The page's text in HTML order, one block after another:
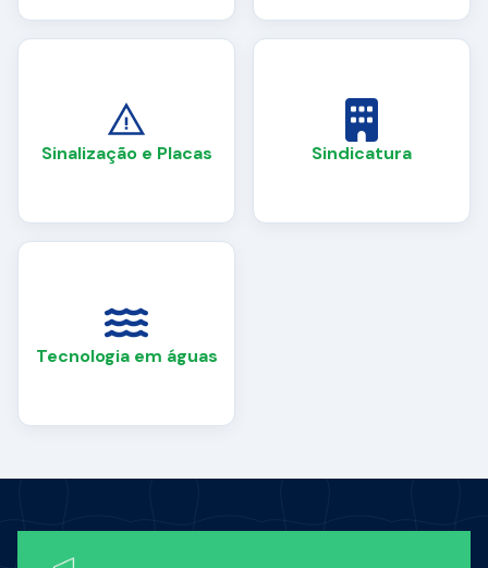
Sinalização e Placas Sindicatura
Tecnologia em águas